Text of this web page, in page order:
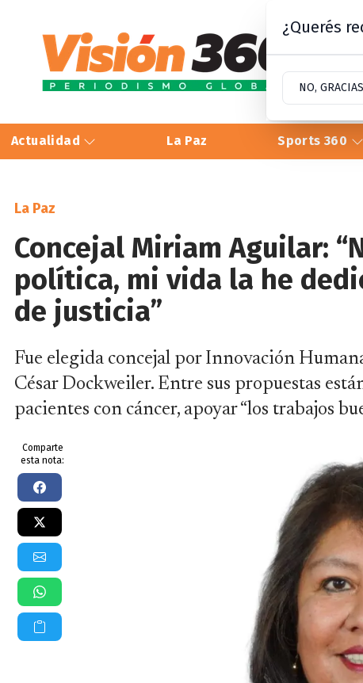
Actualidad La Paz Sports 360
La Paz
Concejal Miriam Aguilar:
política, mi vida la he
de justicia”
Fue elegida concejal por Innovación
César Dockweiler. Entre sus propuestas
pacientes con cáncer, apoyar “los trabajos
Comparte
esta nota:
¿Querés
NO, GRACIAS